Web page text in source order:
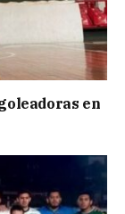
en